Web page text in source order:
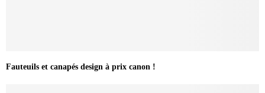
Fauteuils et canapés design à prix canon !